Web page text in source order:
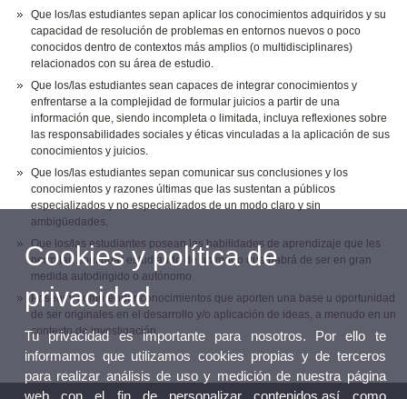
Que los/las estudiantes sepan aplicar los conocimientos adquiridos y su
capacidad de resolución de problemas en entornos nuevos o poco
conocidos dentro de contextos más amplios (o multidisciplinares)
relacionados con su área de estudio.
Que los/las estudiantes sean capaces de integrar conocimientos y
enfrentarse a la complejidad de formular juicios a partir de una
información que, siendo incompleta o limitada, incluya reflexiones sobre
las responsabilidades sociales y éticas vinculadas a la aplicación de sus
conocimientos y juicios.
Que los/las estudiantes sepan comunicar sus conclusiones y los
conocimientos y razones últimas que las sustentan a públicos
especializados y no especializados de un modo claro y sin
ambigüedades.
Que los/las estudiantes posean las habilidades de aprendizaje que les
permitan continuar estudiando de un modo que habrá de ser en gran
medida autodirigido o autónomo
Poseer y comprender conocimientos que aporten una base u oportunidad
de ser originales en el desarrollo y/o aplicación de ideas, a menudo en un
contexto de investigación.
Cookies y política de
privacidad
Tu privacidad es importante para nosotros. Por ello te
informamos que utilizamos cookies propias y de terceros
para realizar análisis de uso y medición de nuestra página
web con el fin de personalizar contenidos,así como